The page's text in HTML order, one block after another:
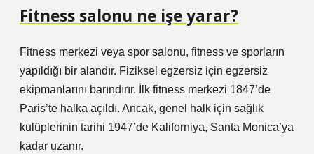
Fitness salonu ne işe yarar?
Fitness merkezi veya spor salonu, fitness ve sporların
yapıldığı bir alandır. Fiziksel egzersiz için egzersiz
ekipmanlarını barındırır. İlk fitness merkezi 1847’de
Paris’te halka açıldı. Ancak, genel halk için sağlık
kulüplerinin tarihi 1947’de Kaliforniya, Santa Monica’ya
kadar uzanır.